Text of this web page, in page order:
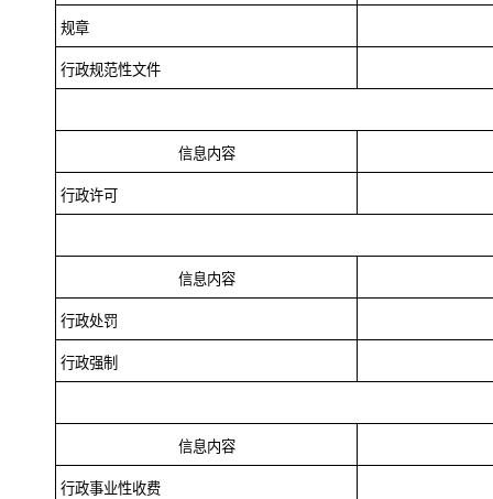
规章
行政规范性文件
信息内容
行政许可
信息内容
行政处罚
行政强制
信息内容
行政事业性收费